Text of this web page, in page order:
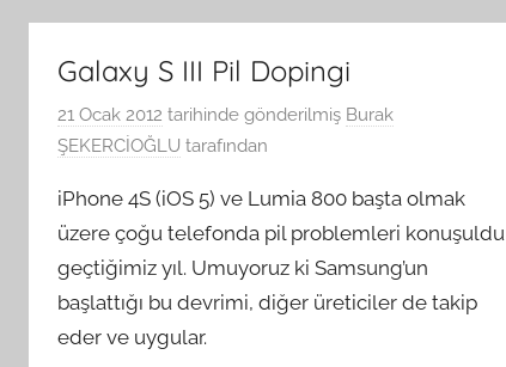
Galaxy S III Pil Dopingi
21 Ocak 2012 tarihinde gönderilmiş Burak
ŞEKERCİOĞLU tarafından
iPhone 4S (iOS 5) ve Lumia 800 başta olmak
üzere çoğu telefonda pil problemleri konuşuldu
geçtiğimiz yıl. Umuyoruz ki Samsung’un
başlattığı bu devrimi, diğer üreticiler de takip
eder ve uygular.